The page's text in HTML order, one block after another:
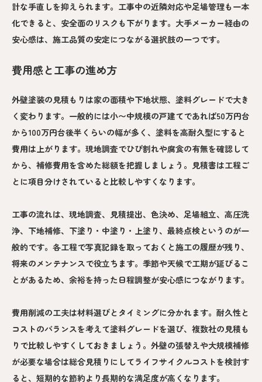
計な手直しを抑えられます。工事中の近隣対応や足場管理も一本
化できると、安全面のリスクも下がります。大手メーカー経由の
安心感は、施工品質の安定につながる選択肢の一つです。
費用感と工事の進め方
外壁塗装の見積もりは家の面積や下地状態、塗料グレードで大き
く変わります。一般的には小〜中規模の戸建てであれば50万円台
から100万円台後半くらいの幅が多く、塗料を高耐久型にすると
費用は上がります。現地調査でひび割れや腐食の有無を確認して
から、補修費用を含めた総額を把握しましょう。見積書は工程ご
とに項目分けされていると比較しやすくなります。
工事の流れは、現地調査、見積提出、色決め、足場組立、高圧洗
浄、下地補修、下塗り・中塗り・上塗り、最終点検というのが一
般的です。各工程で写真記録を取っておくと施工の履歴が残り、
将来のメンテナンスで役立ちます。季節や天候で工期が延びるこ
とがあるため、余裕を持った日程調整が安心感につながります。
費用削減の工夫は材料選びとタイミングに分かれます。耐久性と
コストのバランスを考えて塗料グレードを選び、複数社の見積も
りで比較しやすくしておきましょう。外壁の張替えや大規模補修
が必要な場合は総合見積りにしてライフサイクルコストを検討す
ると、短期的な節約より長期的な満足度が高くなります。